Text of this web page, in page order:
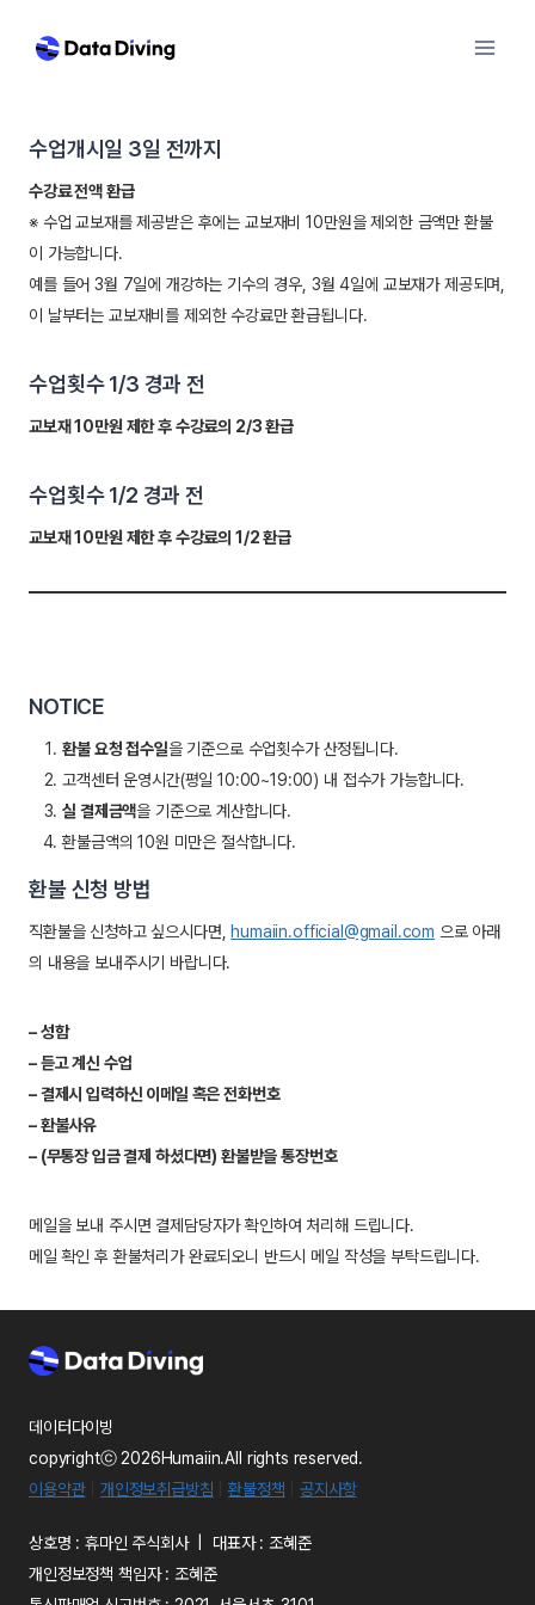
수업개시일 3일 전까지
수강료 전액 환급
※ 수업 교보재를 제공받은 후에는 교보재비 10만원을 제외한 금액만 환불
이 가능합니다.
예를 들어 3월 7일에 개강하는 기수의 경우, 3월 4일에 교보재가 제공되며,
이 날부터는 교보재비를 제외한 수강료만 환급됩니다.
수업횟수 1/3 경과 전
교보재 10만원 제한 후 수강료의 2/3 환급
수업횟수 1/2 경과 전
교보재 10만원 제한 후 수강료의 1/2 환급
NOTICE
환불 요청 접수일을 기준으로 수업횟수가 산정됩니다.
고객센터 운영시간(평일 10:00~19:00) 내 접수가 가능합니다.
실 결제금액을 기준으로 계산합니다.
환불금액의 10원 미만은 절삭합니다.
환불 신청 방법
직환불을 신청하고 싶으시다면, humaiin.official@gmail.com 으로 아래
의 내용을 보내주시기 바랍니다.
– 성함
– 듣고 계신 수업
– 결제시 입력하신 이메일 혹은 전화번호
– 환불사유
– (무통장 입금 결제 하셨다면) 환불받을 통장번호
메일을 보내 주시면 결제담당자가 확인하여 처리해 드립니다.
메일 확인 후 환불처리가 완료되오니 반드시 메일 작성을 부탁드립니다.
데이터다이빙
copyrightⓒ 2026Humaiin.All rights reserved.
이용약관| 개인정보취급방침 |환불정책 |공지사항
상호명 : 휴마인 주식회사 | 대표자 : 조혜준
개인정보정책 책임자 : 조혜준